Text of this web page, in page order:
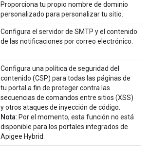
Proporciona tu propio nombre de dominio
personalizado para personalizar tu sitio.
Configura el servidor de SMTP y el contenido
de las notificaciones por correo electrónico.
Configura una política de seguridad del
contenido (CSP) para todas las páginas de
tu portal a fin de proteger contra las
secuencias de comandos entre sitios (XSS)
y otros ataques de inyección de código.
Nota: Por el momento, esta función no está
disponible para los portales integrados de
Apigee Hybrid.